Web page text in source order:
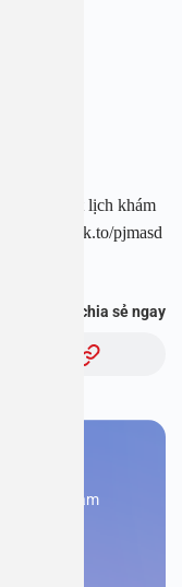
quả – Đặt lịch khám
onelink.to/pjmasd
hữu ích, chia sẻ ngay
vấn và khám